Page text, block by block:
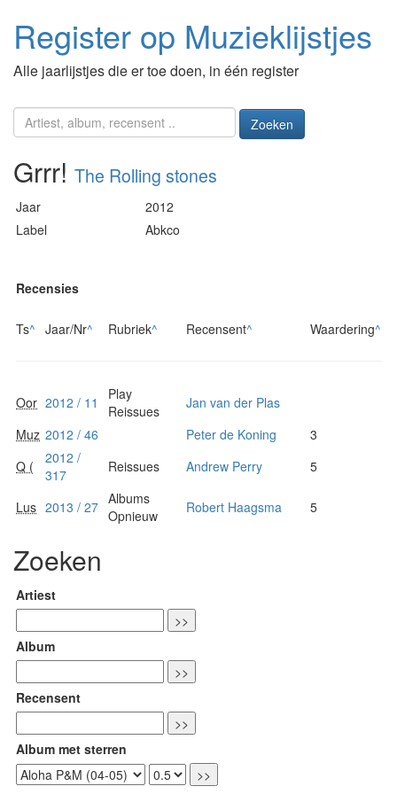
Register op Muzieklijstjes
Alle jaarlijstjes die er toe doen, in één register
Zoeken
Grrr! The Rolling stones
Jaar
2012
Label
Abkco
Recensies
Ts^ Jaar/Nr^ Rubriek^ Recensent^ Waardering^
Oor 2012 / 11
Play
Reissues
Jan van der Plas
Muz 2012 / 46 Peter de Koning
3
Q (
2012 /
317
Reissues Andrew Perry 5
Lus 2013 / 27 Albums
Opnieuw
Robert Haagsma 5
Zoeken
Artiest
Album
Recensent
Album met sterren